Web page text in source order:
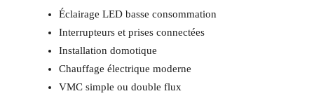
Éclairage LED basse consommation
Interrupteurs et prises connectées
Installation domotique
Chauffage électrique moderne
VMC simple ou double flux